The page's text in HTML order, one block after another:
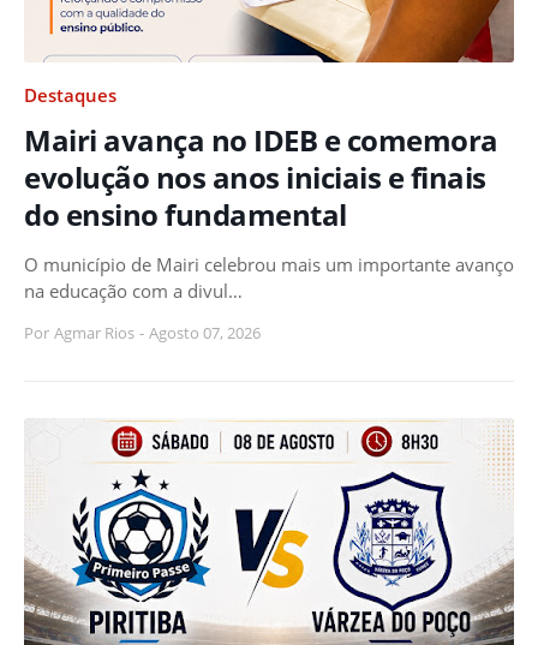
Destaques
Mairi avança no IDEB e comemora
evolução nos anos iniciais e finais
do ensino fundamental
O município de Mairi celebrou mais um importante avanço
na educação com a divul…
Por Agmar Rios - Agosto 07, 2026